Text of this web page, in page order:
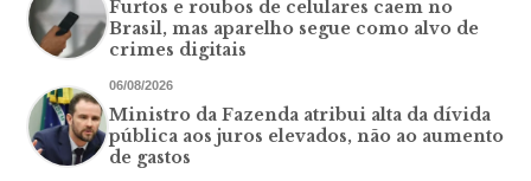
Furtos e roubos de celulares caem no
Brasil, mas aparelho segue como alvo de
crimes digitais
06/08/2026
Ministro da Fazenda atribui alta da dívida
pública aos juros elevados, não ao aumento
de gastos